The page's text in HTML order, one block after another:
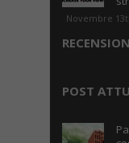
Novembre
POST